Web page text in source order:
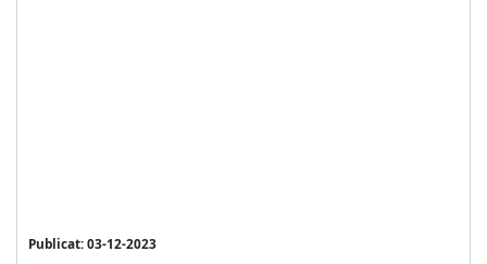
Publicat: 03-12-2023